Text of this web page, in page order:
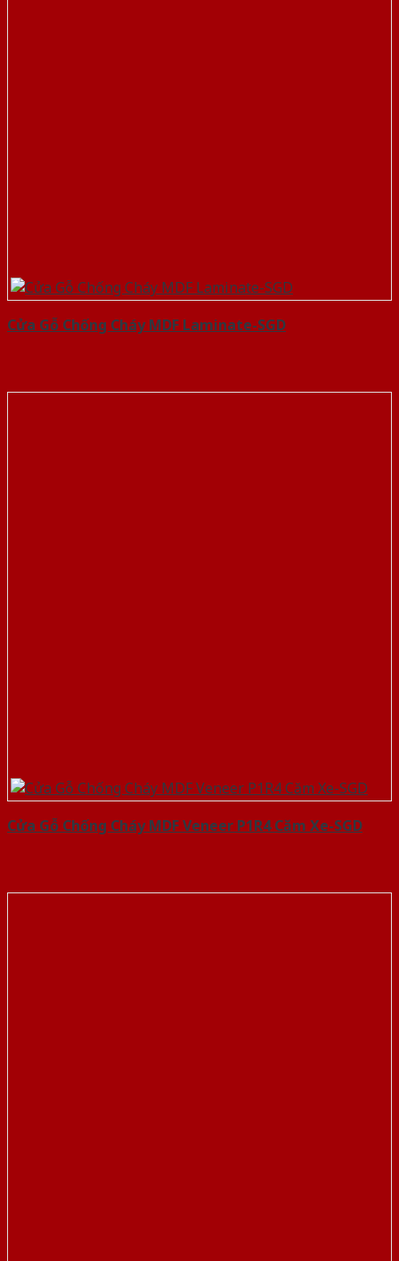
Cửa Gỗ Chống Cháy MDF Laminate-SGD
Cửa Gỗ Chống Cháy MDF Veneer P1R4 Căm Xe-SGD